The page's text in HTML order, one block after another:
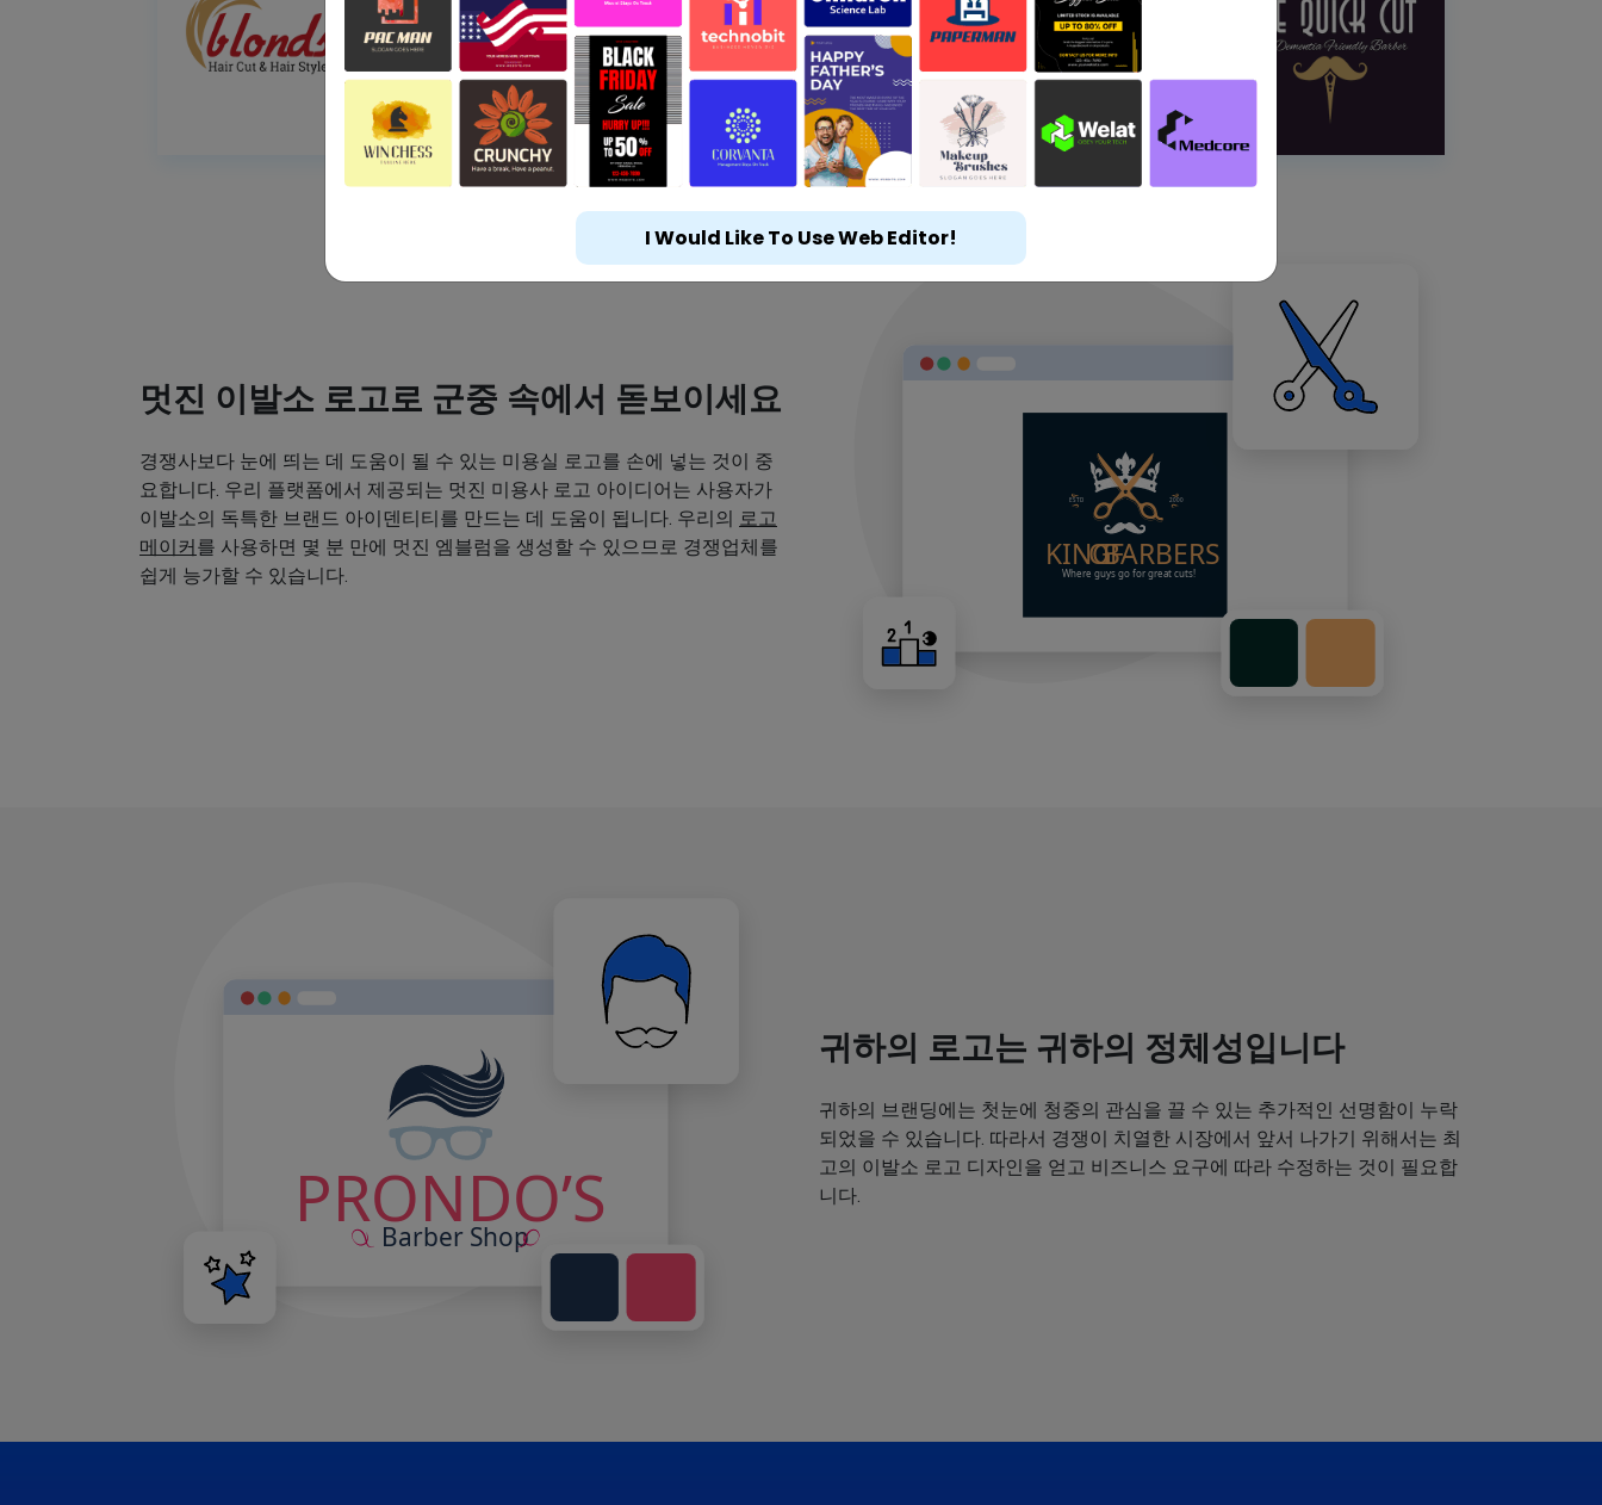
멋진 이발소 로고로 군중 속에서 돋보이세요
경쟁사보다 눈에 띄는 데 도움이 될 수 있는 미용실 로고를 손에 넣는 것이 중
요합니다. 우리 플랫폼에서 제공되는 멋진 미용사 로고 아이디어는 사용자가
이발소의 독특한 브랜드 아이덴티티를 만드는 데 도움이 됩니다. 우리의 로고
메이커 를 사용하면 몇 분 만에 멋진 엠블럼을 생성할 수 있으므로 경쟁업체를
쉽게 능가할 수 있습니다.
귀하의 로고는 귀하의 정체성입니다
귀하의 브랜딩에는 첫눈에 청중의 관심을 끌 수 있는 추가적인 선명함이 누락
되었을 수 있습니다. 따라서 경쟁이 치열한 시장에서 앞서 나가기 위해서는 최
고의 이발소 로고 디자인을 얻고 비즈니스 요구에 따라 수정하는 것이 필요합
니다.
I Would Like To Use Web Editor!